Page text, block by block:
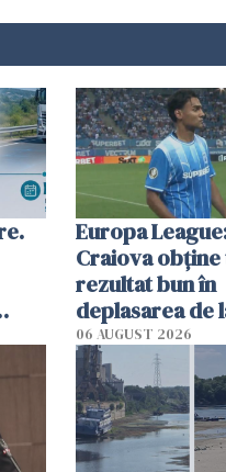
Europa
Craiova obține
rezultat bun în
deplasarea de
06 AUGUST 2026